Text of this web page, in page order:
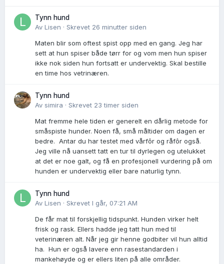
Tynn hund
Av Lisen · Skrevet 26 minutter siden
Maten blir som oftest spist opp med en gang. Jeg har
sett at hun spiser både tørr for og vom men hun spiser
ikke nok siden hun fortsatt er undervektig. Skal bestille
en time hos vetrinæren.
Tynn hund
Av simira · Skrevet 23 timer siden
Mat fremme hele tiden er generelt en dårlig metode for
småspiste hunder. Noen få, små måltider om dagen er
bedre. Antar du har testet med vårfôr og råfôr også.
Jeg ville nå uansett tatt en tur til dyrlegen og utelukket
at det er noe galt, og få en profesjonell vurdering på om
hunden er undervektig eller bare naturlig tynn.
Tynn hund
Av Lisen · Skrevet I går, 07:21 AM
De får mat til forskjellig tidspunkt. Hunden virker helt
frisk og rask. Ellers hadde jeg tatt hun med til
veterinæren alt. Når jeg gir henne godbiter vil hun alltid
ha. Hun er også lavere enn rasestandarden i
mankehøyde og er ellers liten på alle områder.